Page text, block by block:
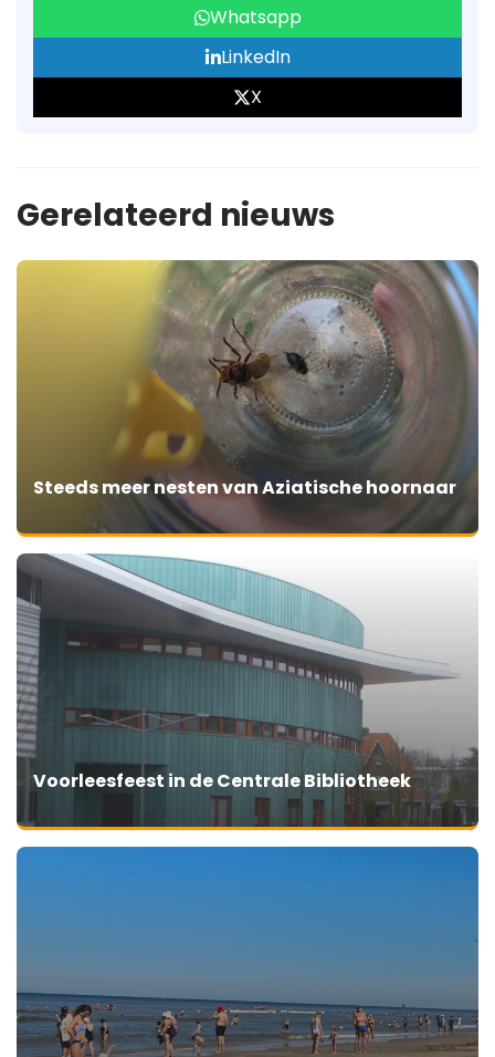
Whatsapp
LinkedIn
X
Gerelateerd nieuws
Steeds meer nesten van Aziatische hoornaar
Voorleesfeest in de Centrale Bibliotheek